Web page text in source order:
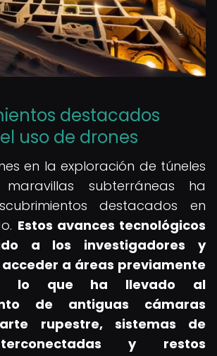
destacados
uso de drones
en la exploración de túneles
subterráneas ha
destacados en
Estos avances tecnológicos
a los investigadores y
a áreas previamente
lo que ha llevado al
de antiguas cámaras
rupestre, sistemas de
y restos